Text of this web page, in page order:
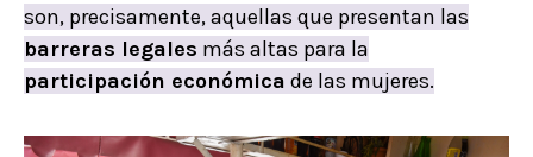
son, precisamente, aquellas que presentan las
barreras legales más altas para la
participación económica de las mujeres.